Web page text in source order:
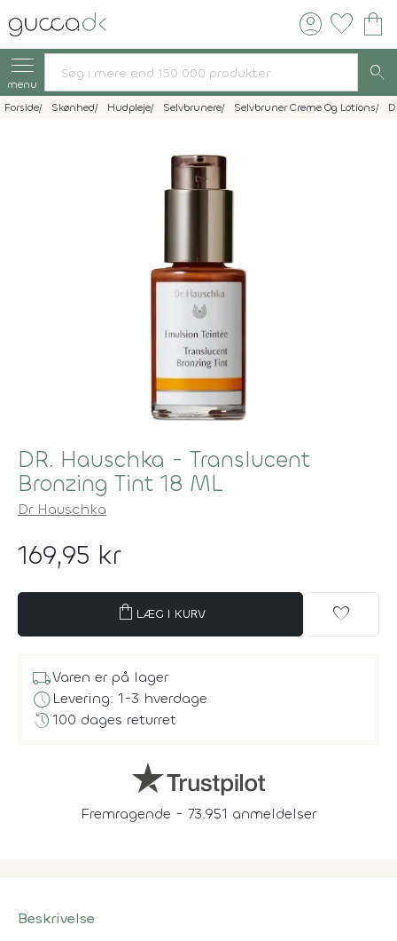
account_circle favorite shopping_bag
menu search
Forside Skønhed Hudpleje Selvbrunere Selvbruner Creme Og Lotions
DR. Hauschka - Translucent
Bronzing Tint 18 ML
Dr Hauschka
169,95 kr
shopping_bag LÆG I KURV favorite
local_shippingVaren er på lager
scheduleLevering: 1-3 hverdage
history100 dages returret
Fremragende - 73.951 anmeldelser
Beskrivelse